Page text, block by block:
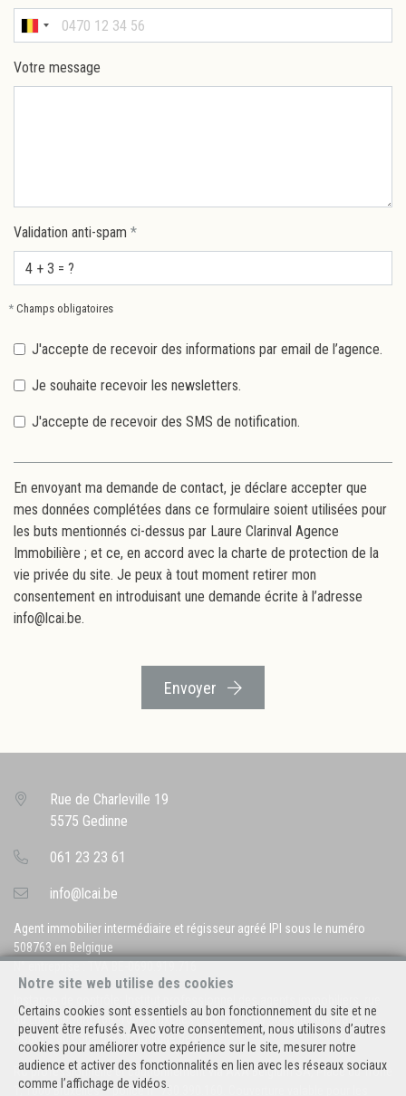
Votre message
Validation anti-spam *
* Champs obligatoires
J'accepte de recevoir des informations par email de l’agence.
Je souhaite recevoir les newsletters.
J'accepte de recevoir des SMS de notification.
En envoyant ma demande de contact, je déclare accepter que
mes données complétées dans ce formulaire soient utilisées pour
les buts mentionnés ci-dessus par Laure Clarinval Agence
Immobilière ; et ce, en accord avec la charte de protection de la
vie privée du site. Je peux à tout moment retirer mon
consentement en introduisant une demande écrite à l’adresse
info@lcai.be.
Envoyer
Notre site web utilise des cookies
Certains cookies sont essentiels au bon fonctionnement du site et ne
peuvent être refusés. Avec votre consentement, nous utilisons d’autres
cookies pour améliorer votre expérience sur le site, mesurer notre
audience et activer des fonctionnalités en lien avec les réseaux sociaux
comme l’affichage de vidéos.
Rue de Charleville 19
5575 Gedinne
061 23 23 61
info@lcai.be
Agent immobilier intermédiaire et régisseur agréé IPI sous le numéro
508763 en Belgique
du Luxembourg 16B, 1000 Bruxelles (+32 2 505 38 50 - info@ipi.be) -
Soumis aucode déontologique de l’ IPI
RC professionnelle et cautionnement via AXA Belgium SA, Place du Trône
1, 1000 Bruxelles – police n° 730.390.160. Couverture valable pour les